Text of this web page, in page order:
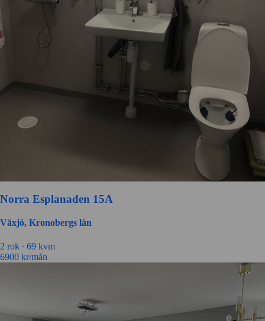
Norra Esplanaden 15A
Växjö, Kronobergs län
2 rok ∙ 69 kvm
6900 kr/mån